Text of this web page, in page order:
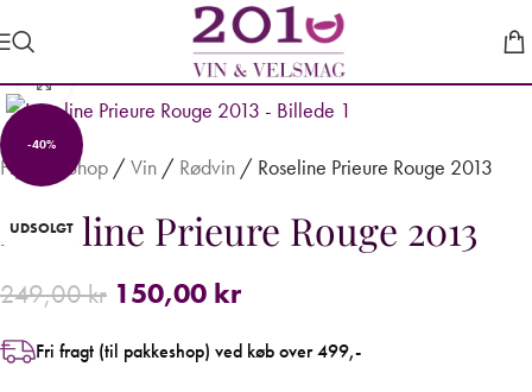
-40%
UDSOLGT
Forstør
Hjem Shop / Vin / Rødvin / Roseline Prieure Rouge 2013
Roseline Prieure Rouge 2013
249,00kr 150,00 kr
Fri fragt (til pakkeshop) ved køb over 499,-